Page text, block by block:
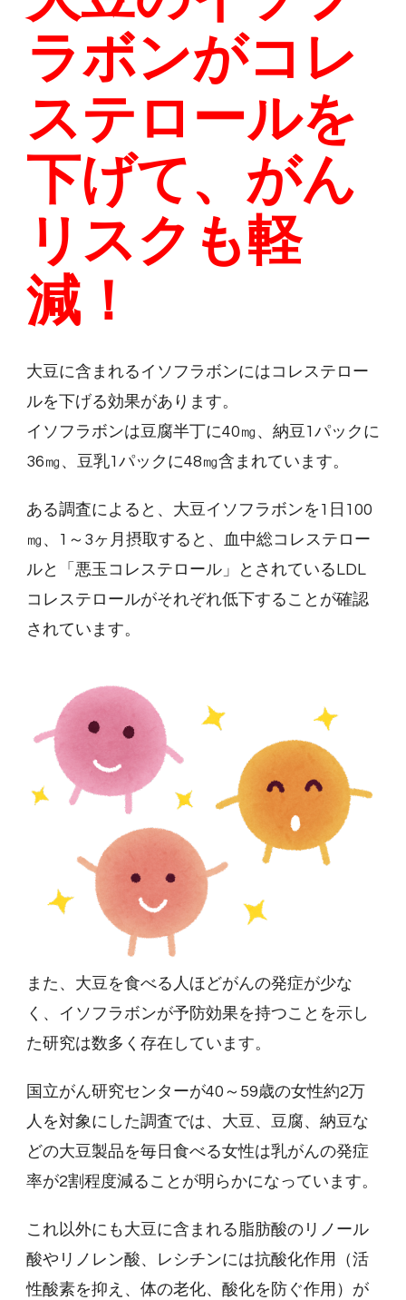
ラボンがコレ
ステロールを
下げて、がん
リスクも軽
減！
大豆に含まれるイソフラボンにはコレステロー
ルを下げる効果があります。
イソフラボンは豆腐半丁に40㎎、納豆1パックに
36㎎、豆乳1パックに48㎎含まれています。
ある調査によると、大豆イソフラボンを1日100
㎎、1～3ヶ月摂取すると、血中総コレステロー
ルと「悪玉コレステロール」とされているLDL
コレステロールがそれぞれ低下することが確認
されています。
また、大豆を食べる人ほどがんの発症が少な
く、イソフラボンが予防効果を持つことを示し
た研究は数多く存在しています。
国立がん研究センターが40～59歳の女性約2万
人を対象にした調査では、大豆、豆腐、納豆な
どの大豆製品を毎日食べる女性は乳がんの発症
率が2割程度減ることが明らかになっています。
これ以外にも大豆に含まれる脂肪酸のリノール
酸やリノレン酸、レシチンには抗酸化作用（活
性酸素を抑え、体の老化、酸化を防ぐ作用）が